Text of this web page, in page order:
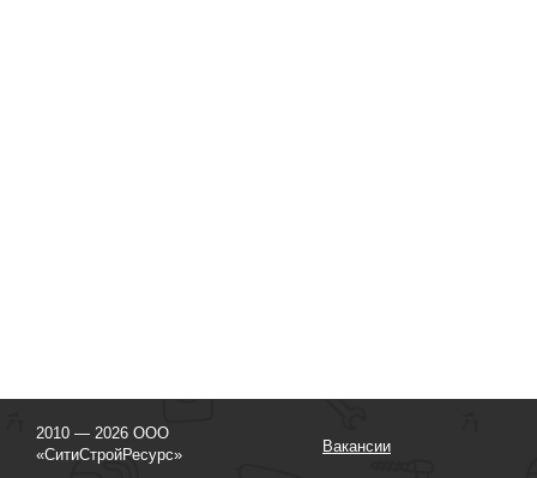
2010 — 2026 ООО
«СитиСтройРесурс»
Вакансии